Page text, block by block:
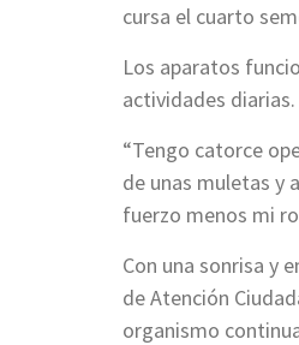
cursa el cuarto
Los aparatos
actividades diarias.
“Tengo catorce
de unas muletas y
fuerzo menos mi
Con una sonrisa y
de Atención
organismo